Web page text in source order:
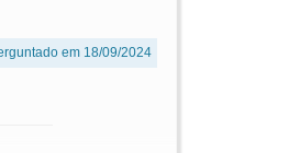
em 18/09/2024